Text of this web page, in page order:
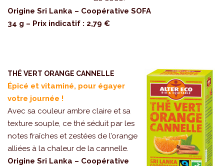
Origine Sri Lanka – Coopérative SOFA
34 g – Prix indicatif : 2,79 €
THÉ VERT ORANGE CANNELLE
Épicé et vitaminé, pour égayer
votre journée !
Avec sa couleur ambre claire et sa
texture souple, ce thé séduit par les
notes fraîches et zestées de l’orange
alliées à la chaleur de la cannelle.
Origine Sri Lanka – Coopérative